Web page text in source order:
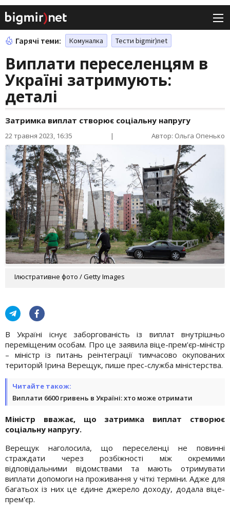
Гарячі теми: Комуналка Тести bigmir)net
Виплати переселенцям в
Україні затримують:
деталі
Затримка виплат створює соціальну напругу
22 травня 2023, 16:35 | Автор: Ольга Опенько
Ілюстративне фото / Getty Images
В Україні існує заборгованість із виплат внутрішньо
переміщеним особам. Про це заявила віце-прем'єр-міністр
– міністр із питань реінтеграції тимчасово окупованих
територій Ірина Верещук, пише прес-служба міністерства.
Читайте також:
Виплати 6600 гривень в Україні: хто може отримати
Міністр вважає, що затримка виплат створює
соціальну напругу.
Верещук наголосила, що переселенці не повинні
страждати через розбіжності між окремими
відповідальними відомствами та мають отримувати
виплати допомоги на проживання у чіткі терміни. Адже для
багатьох із них це єдине джерело доходу, додала віце-
прем'єр.